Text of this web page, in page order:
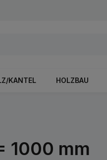
KANTEL HOLZBAU
1000 mm